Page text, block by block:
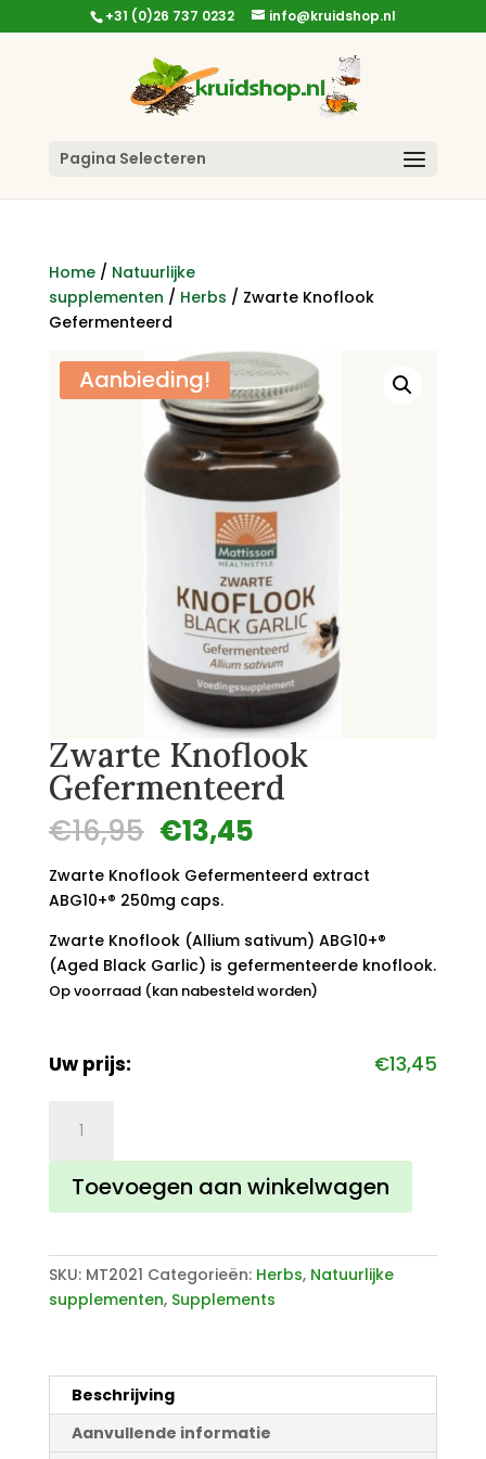
+31 (0)26 737 0232 info@kruidshop.nl
Pagina Selecteren
Home/ Natuurlijke
supplementen / Herbs / Zwarte Knoflook
Gefermenteerd
Aanbieding!
Zwarte Knoflook
Gefermenteerd
€16,95 Oorspronkelijke
prijs
was:
€16,95.
€13,45Huidige
is:
Zwarte Knoflook Gefermenteerd extract
ABG10+® 250mg caps.
Zwarte Knoflook (Allium sativum) ABG10+®
(Aged Black Garlic) is gefermenteerde knoflook.
Op voorraad (kan nabesteld worden)
Uw prijs: €13,45
Knoflook
Gefermenteerd
aantal
Toevoegen aan winkelwagen
SKU: MT2021 Categorieën: Herbs, Natuurlijke
supplementen, Supplements
Beschrijving
Aanvullende informatie